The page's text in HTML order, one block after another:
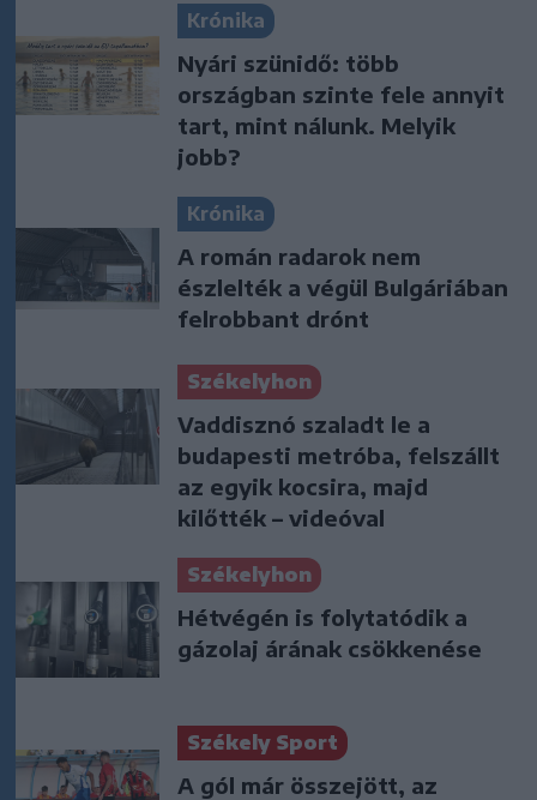
Krónika
Nyári szünidő: több
országban szinte fele annyit
tart, mint nálunk. Melyik
jobb?
Krónika
A román radarok nem
észlelték a végül Bulgáriában
felrobbant drónt
Székelyhon
Vaddisznó szaladt le a
budapesti metróba, felszállt
az egyik kocsira, majd
kilőtték – videóval
Székelyhon
Hétvégén is folytatódik a
gázolaj árának csökkenése
Székely Sport
A gól már összejött, az